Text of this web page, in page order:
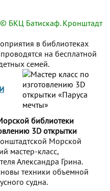
© БКЦ Батискаф. Кронштадт
в библиотеках
на бесплатной
семей.
библиотеки
3D открытки
Морской
мастер-класс,
Александра Грина.
техники объемной
судна.